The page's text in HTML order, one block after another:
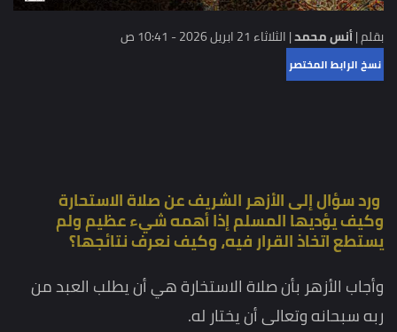
بقلم |أنس محمد|الثلاثاء 21 ابريل 2026 - 10:41 ص
نسخ الرابط المختصر
ورد سؤال إلى الأزهر الشريف عن صلاة الاستحارة
وكيف يؤديها المسلم إذا أهمه شيء عظيم ولم
يستطع اتخاذ القرار فيه، وكيف نعرف نتائجها؟
وأجاب الأزهر بأن صلاة الاستخارة هي أن يطلب العبد من
ربه سبحانه وتعالى أن يختار له.